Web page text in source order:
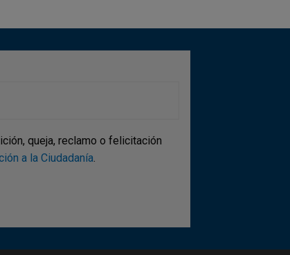
queja, reclamo o felicitación
a la Ciudadanía.